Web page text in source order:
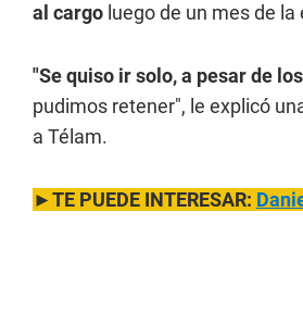
al cargo luego de un mes de
"Se quiso ir solo, a pesar de
pudimos retener", le explicó
a Télam.
►TE PUEDE INTERESAR: